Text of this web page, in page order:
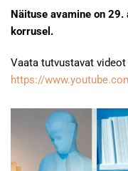
Näituse avamine on
korrusel.
Vaata tutvustavat
https://